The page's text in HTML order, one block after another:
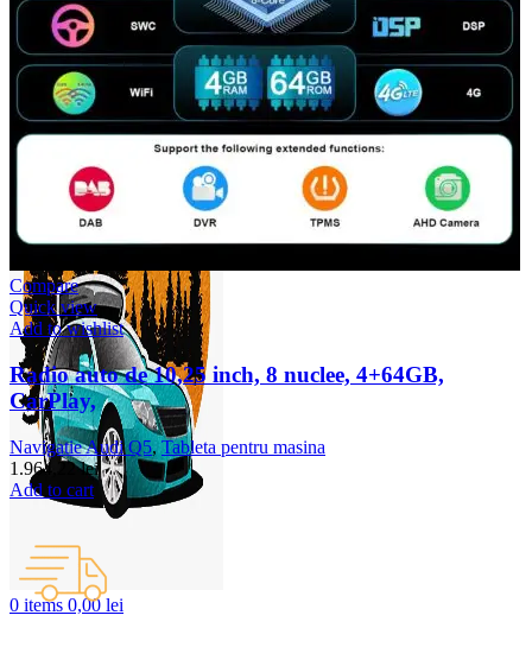
0 items 0,00 lei
Compare
Quick view
Add to wishlist
Radio auto de 10,25 inch, 8 nuclee, 4+64GB,
CarPlay,
Navigatie Audi Q5,Tableta pentru masina
1.964,22lei
Add to cart